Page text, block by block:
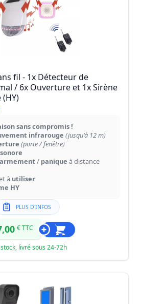
fil - 1x Détecteur de
/ 6x Ouverture et 1x Sirène
sans compromis !
infrarouge (jusqu'à 12 m)
(porte / fenêtre)
sonore
/ panique à distance
à utiliser
HY
PLUS D'INFOS
€ TTC
stock, livré sous 24-72h